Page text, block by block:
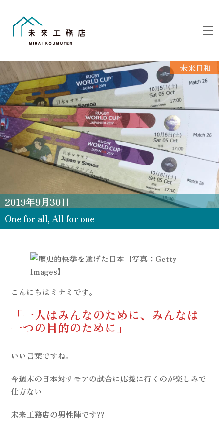
未来日和
2019年9月30日
One for all, All for one
こんにちはミナミです。
「一人はみんなのために、みんなは
一つの目的のために」
いい言葉ですね。
今週末の日本対サモアの試合に応援に行くのが楽しみで
仕方ない
未来工務店の男性陣です??